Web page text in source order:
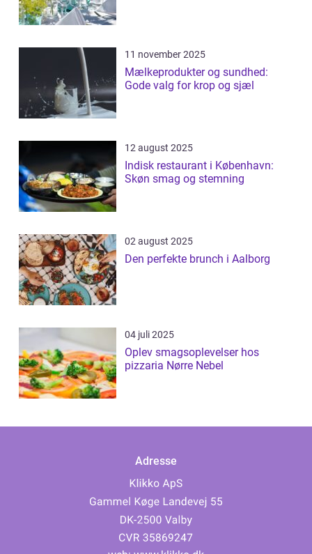
11 november 2025
Mælkeprodukter og sundhed:
Gode valg for krop og sjæl
12 august 2025
Indisk restaurant i København:
Skøn smag og stemning
02 august 2025
Den perfekte brunch i Aalborg
04 juli 2025
Oplev smagsoplevelser hos
pizzaria Nørre Nebel
Adresse